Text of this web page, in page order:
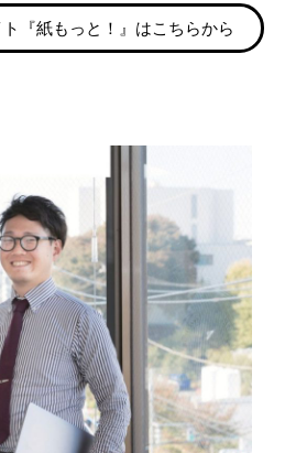
『紙もっと！』はこちらから